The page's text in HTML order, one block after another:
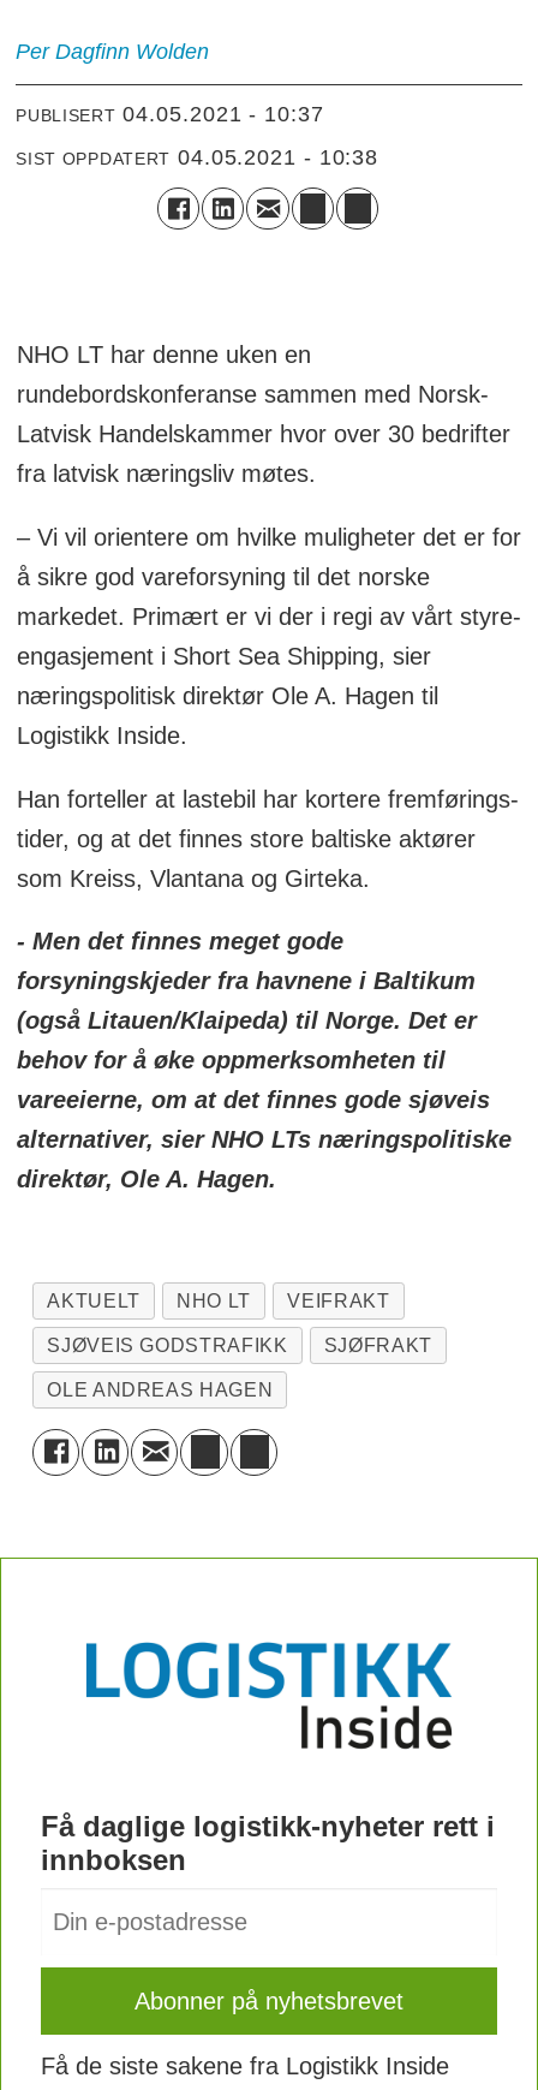
Per Dagfinn Wolden
PUBLISERT 04.05.2021 - 10:37
SIST OPPDATERT 04.05.2021 - 10:38
NHO LT har denne uken en
rundebordskonferanse sammen med Norsk-
Latvisk Handelskammer hvor over 30 bedrifter
fra latvisk næringsliv møtes.
– Vi vil orientere om hvilke muligheter det er for
å sikre god vareforsyning til det norske
markedet. Primært er vi der i regi av vårt styre-
engasjement i Short Sea Shipping, sier
næringspolitisk direktør Ole A. Hagen til
Logistikk Inside.
Han forteller at lastebil har kortere fremførings-
tider, og at det finnes store baltiske aktører
som Kreiss, Vlantana og Girteka.
- Men det finnes meget gode
forsyningskjeder fra havnene i Baltikum
(også Litauen/Klaipeda) til Norge. Det er
behov for å øke oppmerksomheten til
vareeierne, om at det finnes gode sjøveis
alternativer, sier NHO LTs næringspolitiske
direktør, Ole A. Hagen.
AKTUELT NHO LT VEIFRAKT
SJØVEIS GODSTRAFIKK SJØFRAKT
OLE ANDREAS HAGEN
Få daglige logistikk-nyheter rett i
innboksen
Få de siste sakene fra Logistikk Inside